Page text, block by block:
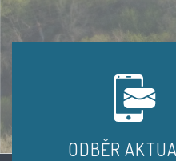
ODBĚR